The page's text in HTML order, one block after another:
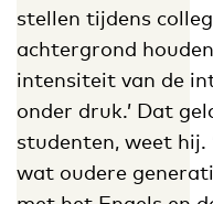
stellen tijdens
achtergrond
intensiteit van de
onder druk.’ Dat
studenten, weet hij.
wat oudere